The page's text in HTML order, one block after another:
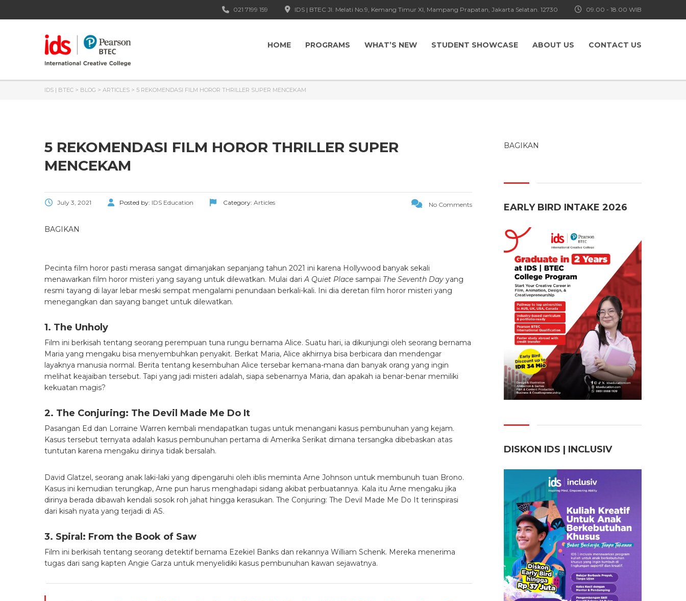
09.00 - 18.00 WIB
IDS | BTEC Jl. Melati No.9, Kemang Timur XI, Mampang Prapatan, Jakarta Selatan. 12730
021 7199 159
HOME PROGRAMS WHAT’S NEW STUDENT SHOWCASE ABOUT US CONTACT US
IDS | BTEC > BLOG > ARTICLES > 5 REKOMENDASI FILM HOROR THRILLER SUPER MENCEKAM
5 REKOMENDASI FILM HOROR THRILLER SUPER
MENCEKAM
July 3, 2021 Posted by: IDS Education Category: Articles No Comments
BAGIKAN
Pecinta film horor pasti merasa sangat dimanjakan sepanjang tahun 2021 ini karena Hollywood banyak sekali
menawarkan film horor misteri yang sayang untuk dilewatkan. Mulai dariA Quiet Place sampai The Seventh Day yang
resmi tayang di layar lebar meski sempat mengalami penundaan berkali-kali. Ini dia deretan film horor misteri yang
menegangkan dan sayang banget untuk dilewatkan.
1. The Unholy
Film ini berkisah tentang seorang perempuan tuna rungu bernama Alice. Suatu hari, ia dikunjungi oleh seorang bernama
Maria yang mengaku bisa menyembuhkan penyakit. Berkat Maria, Alice akhirnya bisa berbicara dan mendengar
layaknya manusia normal. Berita tentang kesembuhan Alice tersebar kemana-mana dan banyak orang yang ingin
melihat keajaiban tersebut. Tapi yang jadi misteri adalah, siapa sebenarnya Maria, dan apakah ia benar-benar memiliki
kekuatan magis?
2. The Conjuring: The Devil Made Me Do It
Pasangan Ed dan Lorraine Warren kembali mendapatkan tugas untuk menangani kasus pembunuhan yang kejam.
Kasus tersebut ternyata adalah kasus pembunuhan pertama di Amerika Serikat dimana tersangka dibebaskan atas
tuntutan karena mengaku dirinya tidak bersalah.
David Glatzel, seorang anak laki-laki yang dipengaruhi oleh iblis meminta Arne Johnson untuk membunuh tuan Brono.
Kasus ini kemudian terungkap, Arne pun harus menghadapi sidang akibat perbuatannya. Kala itu Arne mengaku jika
dirinya berada dibawah kendali sosok roh jahat hingga kerasukan. The Conjuring: The Devil Made Me Do It terinspirasi
dari kisah nyata yang terjadi di AS.
3. Spiral: From the Book of Saw
Film ini berkisah tentang seorang detektif bernama Ezekiel Banks dan rekannya William Schenk. Mereka menerima
tugas dari sang kapten Angie Garza untuk menyelidiki kasus pembunuhan kawan sejawatnya.
BAGIKAN
EARLY BIRD INTAKE 2026
DISKON IDS | INCLUSIV